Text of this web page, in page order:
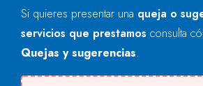
Si quieres presentar una queja o
servicios que prestamos consulta
Quejas y sugerencias.